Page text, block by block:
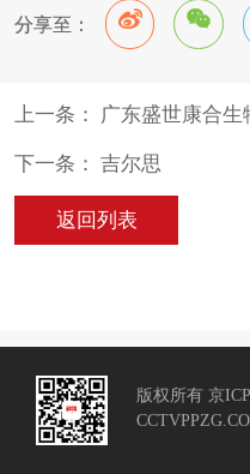
分享至：
上一条： 广东盛世康合
下一条： 吉尔思
返回列表
版权所有 京